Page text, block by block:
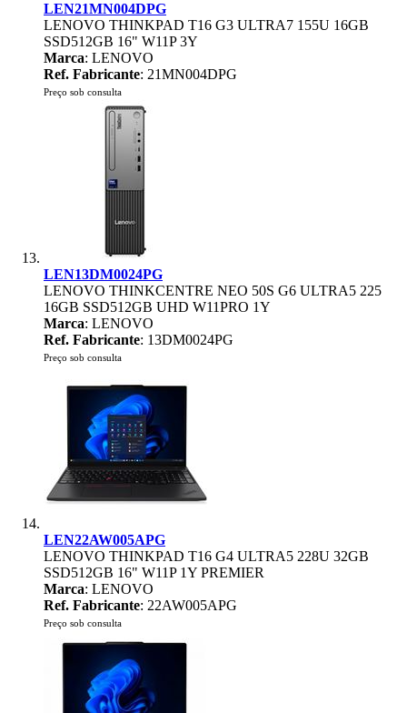
LEN21MN004DPG
LENOVO THINKPAD T16 G3 ULTRA7 155U 16GB
SSD512GB 16" W11P 3Y
Marca: LENOVO
Ref. Fabricante: 21MN004DPG
Preço sob consulta
LEN13DM0024PG
LENOVO THINKCENTRE NEO 50S G6 ULTRA5 225
16GB SSD512GB UHD W11PRO 1Y
Marca: LENOVO
Ref. Fabricante: 13DM0024PG
Preço sob consulta
LEN22AW005APG
LENOVO THINKPAD T16 G4 ULTRA5 228U 32GB
SSD512GB 16" W11P 1Y PREMIER
Marca: LENOVO
Ref. Fabricante: 22AW005APG
Preço sob consulta